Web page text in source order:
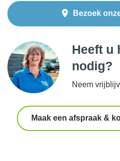
Bezoek
Heeft u
nodig?
Neem
Maak een afspraak &